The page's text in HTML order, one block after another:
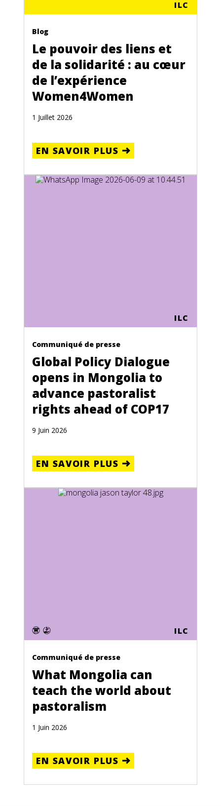
ILC
Blog
Le pouvoir des liens et
de la solidarité : au cœur
de l’expérience
Women4Women
1 Juillet 2026
EN SAVOIR PLUS
ILC
Communiqué de presse
Global Policy Dialogue
opens in Mongolia to
advance pastoralist
rights ahead of COP17
9 Juin 2026
EN SAVOIR PLUS
ILC
Communiqué de presse
What Mongolia can
teach the world about
pastoralism
1 Juin 2026
EN SAVOIR PLUS